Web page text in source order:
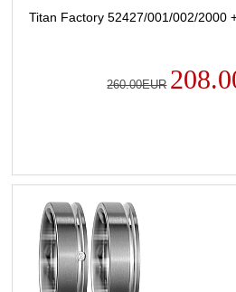
Titan Factory 52427/001/002/2000
260.00EUR